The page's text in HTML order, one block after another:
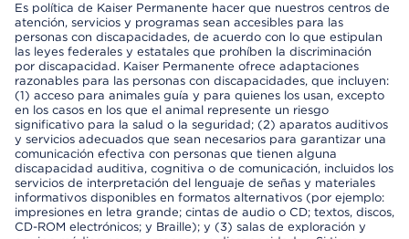
Es política de Kaiser Permanente hacer que nuestros centros de
atención, servicios y programas sean accesibles para las
personas con discapacidades, de acuerdo con lo que estipulan
las leyes federales y estatales que prohíben la discriminación
por discapacidad. Kaiser Permanente ofrece adaptaciones
razonables para las personas con discapacidades, que incluyen:
(1) acceso para animales guía y para quienes los usan, excepto
en los casos en los que el animal represente un riesgo
significativo para la salud o la seguridad; (2) aparatos auditivos
y servicios adecuados que sean necesarios para garantizar una
comunicación efectiva con personas que tienen alguna
discapacidad auditiva, cognitiva o de comunicación, incluidos los
servicios de interpretación del lenguaje de señas y materiales
informativos disponibles en formatos alternativos (por ejemplo:
impresiones en letra grande; cintas de audio o CD; textos, discos,
CD-ROM electrónicos; y Braille); y (3) salas de exploración y